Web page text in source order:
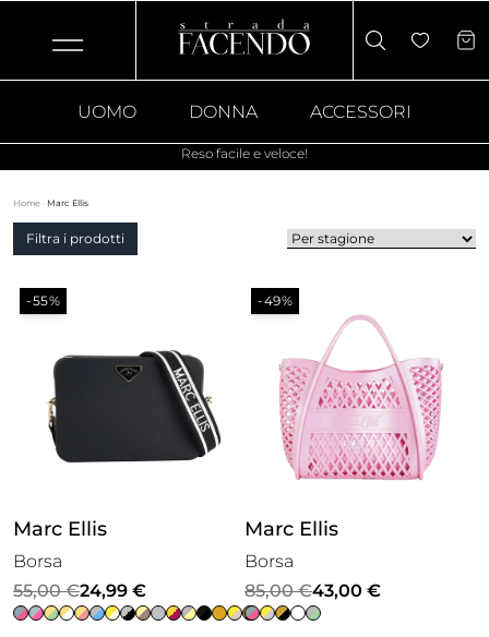
UOMO DONNA ACCESSORI
Reso facile e veloce!
Home · Marc Ellis
Filtra i prodotti
-55%
Marc Ellis
Borsa
55,00€
Il
prezzo
24,99 €
Il
prezzo
-49%
Marc Ellis
Borsa
85,00€
Il
prezzo
43,00 €
Il
prezzo